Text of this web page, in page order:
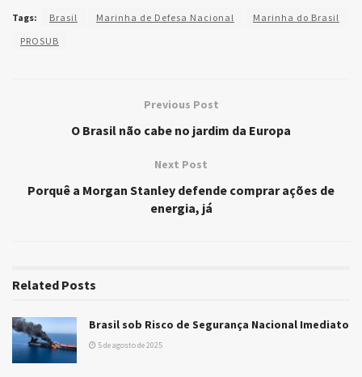
Tags: Brasil Marinha de Defesa Nacional
Marinha do Brasil
PROSUB
Previous Post
O Brasil não cabe no jardim da Europa
Next Post
Porquê a Morgan Stanley defende comprar ações de
energia, já
Related Posts
Brasil sob Risco de Segurança Nacional Imediato
5 de agosto de 2025